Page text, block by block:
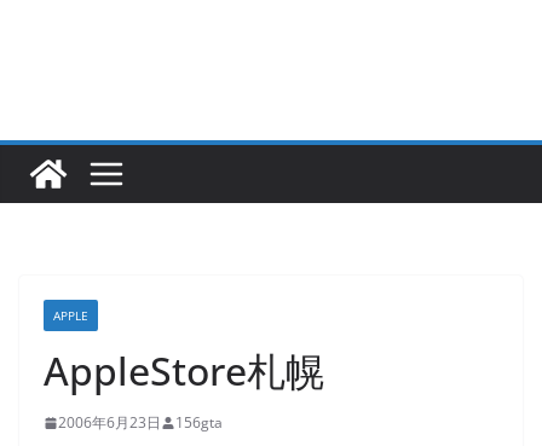
APPLE
AppleStore札幌
2006年6月23日 156gta